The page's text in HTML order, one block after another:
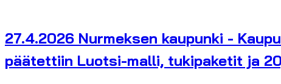
27.4.2026 Nurmeksen kaupunki -
päätettiin Luotsi-malli, tukipaketit ja